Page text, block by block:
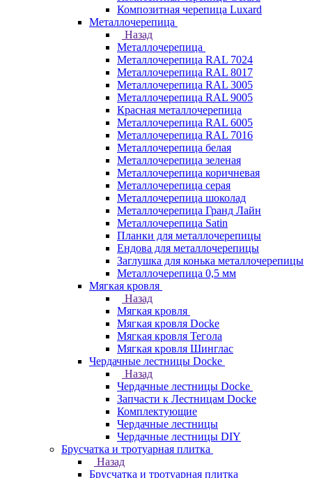
Композитная черепица Luxard
Металлочерепица
Назад
Металлочерепица
Металлочерепица RAL 7024
Металлочерепица RAL 8017
Металлочерепица RAL 3005
Металлочерепица RAL 9005
Красная металлочерепица
Металлочерепица RAL 6005
Металлочерепица RAL 7016
Металлочерепица белая
Металлочерепица зеленая
Металлочерепица коричневая
Металлочерепица серая
Металлочерепица шоколад
Металлочерепица Гранд Лайн
Металлочерепица Satin
Планки для металлочерепицы
Ендова для металлочерепицы
Заглушка для конька металлочерепицы
Металлочерепица 0,5 мм
Мягкая кровля
Назад
Мягкая кровля
Мягкая кровля Docke
Мягкая кровля Тегола
Мягкая кровля Шинглас
Чердачные лестницы Docke
Назад
Чердачные лестницы Docke
Запчасти к Лестницам Docke
Комплектующие
Чердачные лестницы
Чердачные лестницы DIY
Брусчатка и тротуарная плитка
Назад
Брусчатка и тротуарная плитка